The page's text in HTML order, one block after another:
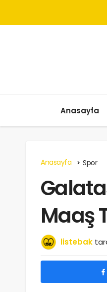
Anasayfa
Anasayfa Spor
Maaş
listebak